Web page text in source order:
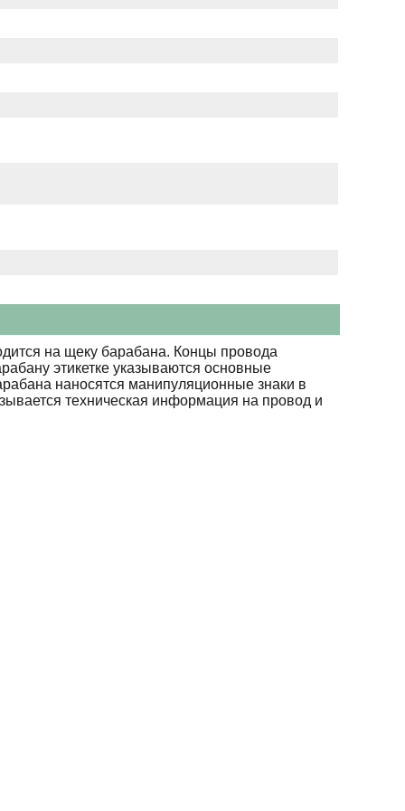
на щеку барабана. Концы провода
этикетке указываются основные
наносятся манипуляционные знаки в
техническая информация на провод и